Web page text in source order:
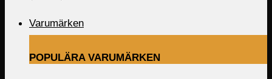
Varumärken
POPULÄRA VARUMÄRKEN